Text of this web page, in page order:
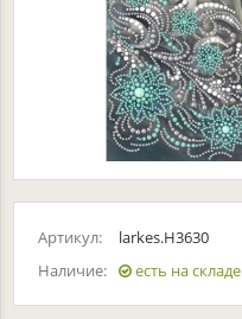
Артикул:
larkes.Н3630
Наличие:
есть на складе